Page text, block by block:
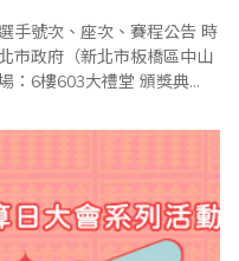
號次、座次、賽程公告 時